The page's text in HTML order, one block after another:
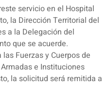
servicio en el Hospital
la Dirección Territorial del
a la Delegación del
que se acuerde.
Fuerzas y Cuerpos de
e Instituciones
la solicitud será remitida a